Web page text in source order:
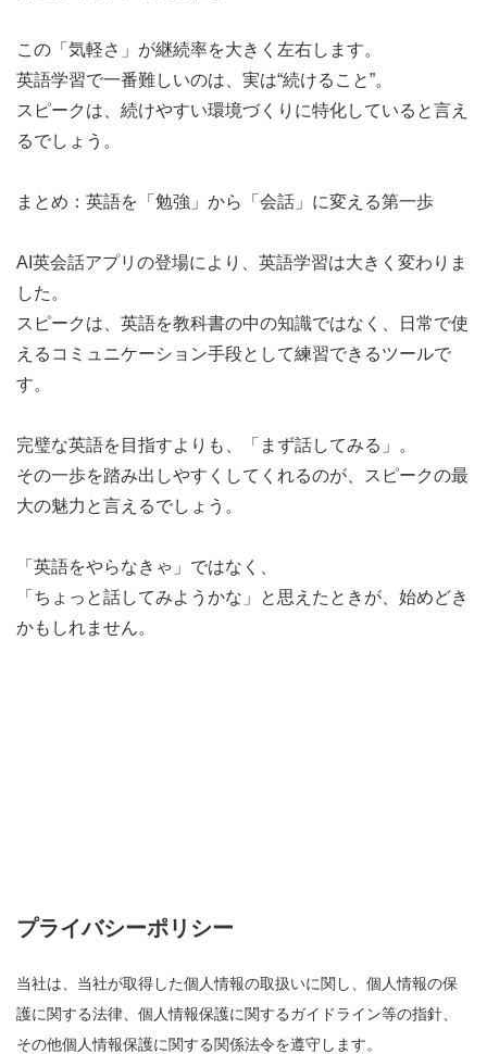
この「気軽さ」が継続率を大きく左右します。
英語学習で一番難しいのは、実は“続けること”。
スピークは、続けやすい環境づくりに特化していると言え
るでしょう。
まとめ：英語を「勉強」から「会話」に変える第一歩
AI英会話アプリの登場により、英語学習は大きく変わりま
した。
スピークは、英語を教科書の中の知識ではなく、日常で使
えるコミュニケーション手段として練習できるツールで
す。
完璧な英語を目指すよりも、「まず話してみる」。
その一歩を踏み出しやすくしてくれるのが、スピークの最
大の魅力と言えるでしょう。
「英語をやらなきゃ」ではなく、
「ちょっと話してみようかな」と思えたときが、始めどき
かもしれません。
プライバシーポリシー
当社は、当社が取得した個人情報の取扱いに関し、個人情報の保
護に関する法律、個人情報保護に関するガイドライン等の指針、
その他個人情報保護に関する関係法令を遵守します。